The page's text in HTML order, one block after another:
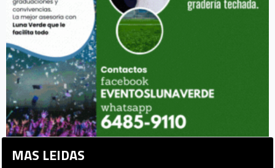
MAS LEIDAS